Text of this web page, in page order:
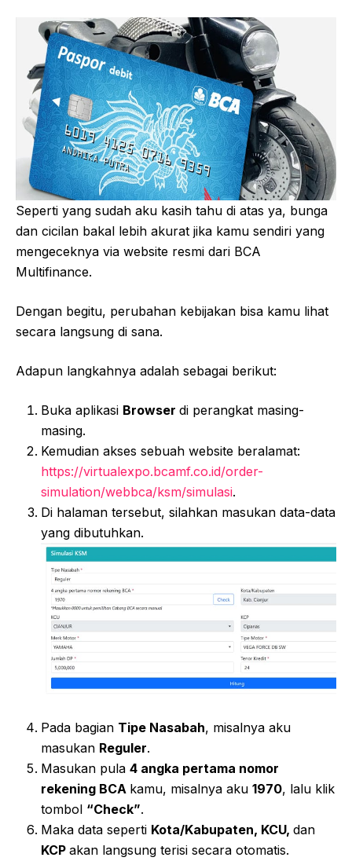
Seperti yang sudah aku kasih tahu di atas ya, bunga
dan cicilan bakal lebih akurat jika kamu sendiri yang
mengeceknya via website resmi dari BCA
Multifinance.
Dengan begitu, perubahan kebijakan bisa kamu lihat
secara langsung di sana.
Adapun langkahnya adalah sebagai berikut:
Buka aplikasi Browser di perangkat masing-
masing.
Kemudian akses sebuah website beralamat:
https://virtualexpo.bcamf.co.id/order-
simulation/webbca/ksm/simulasi.
Di halaman tersebut, silahkan masukan data-data
yang dibutuhkan.
Pada bagian Tipe Nasabah, misalnya aku
masukan Reguler.
Masukan pula 4 angka pertama nomor
rekening BCA kamu, misalnya aku 1970, lalu klik
tombol “Check”.
Maka data seperti Kota/Kabupaten, KCU, dan
KCP akan langsung terisi secara otomatis.